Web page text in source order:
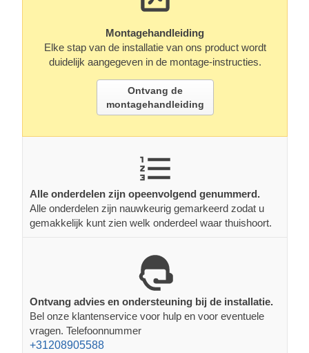
Montagehandleiding
Elke stap van de installatie van ons product wordt
duidelijk aangegeven in de montage-instructies.
Ontvang de
montagehandleiding
Alle onderdelen zijn opeenvolgend genummerd.
Alle onderdelen zijn nauwkeurig gemarkeerd zodat u
gemakkelijk kunt zien welk onderdeel waar thuishoort.
Ontvang advies en ondersteuning bij de installatie.
Bel onze klantenservice voor hulp en voor eventuele
vragen. Telefoonnummer
+31208905588